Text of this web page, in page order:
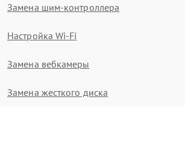
Замена шим-контроллера
Настройка Wi-Fi
Замена вебкамеры
Замена жесткого диска